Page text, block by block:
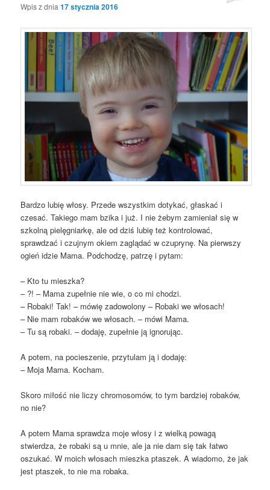
Wpis z dnia17 stycznia 2016
Bardzo lubię włosy. Przede wszystkim dotykać, głaskać i
czesać. Takiego mam bzika i już. I nie żebym zamieniał się w
szkolną pielęgniarkę, ale od dziś lubię też kontrolować,
sprawdzać i czujnym okiem zaglądać w czuprynę. Na pierwszy
ogień idzie Mama. Podchodzę, patrzę i pytam:
– Kto tu mieszka?
– ?! – Mama zupełnie nie wie, o co mi chodzi.
– Robaki! Tak! – mówię zadowolony – Robaki we włosach!
– Nie mam robaków we włosach. – mówi Mama.
– Tu są robaki. – dodaję, zupełnie ją ignorując.
A potem, na pocieszenie, przytulam ją i dodaję:
– Moja Mama. Kocham.
Skoro miłość nie liczy chromosomów, to tym bardziej robaków,
no nie?
A potem Mama sprawdza moje włosy i z wielką powagą
stwierdza, że robaki są u mnie, ale ja nie dam się tak łatwo
oszukać. W moich włosach mieszka ptaszek. A wiadomo, że jak
jest ptaszek, to nie ma robaka.